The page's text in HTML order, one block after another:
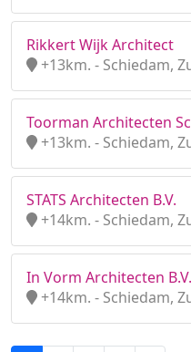
Rikkert Wijk Architect
+13km. - Schiedam,
Toorman Architecten
+13km. - Schiedam,
STATS Architecten B.V.
+14km. - Schiedam,
In Vorm Architecten B.V.
+14km. - Schiedam,